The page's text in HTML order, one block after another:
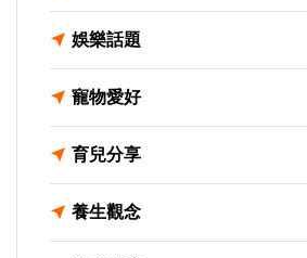
娛樂話題
寵物愛好
育兒分享
養生觀念